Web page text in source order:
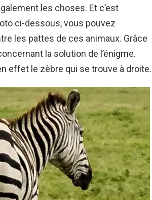
les choses. Et c’est
ci-dessous, vous pouvez
les pattes de ces animaux. Grâce
la solution de l’énigme.
effet le zèbre qui se trouve à droite.